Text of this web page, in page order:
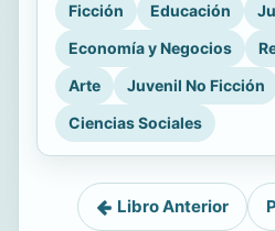
Ficción Educación
Economía y Negocios
Arte
Juvenil No Ficción
Ciencias Sociales
Libro Anterior